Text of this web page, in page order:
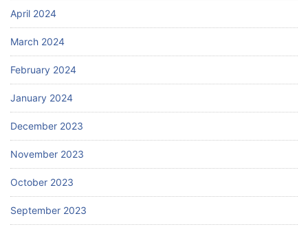
April 2024
March 2024
February 2024
January 2024
December 2023
November 2023
October 2023
September 2023